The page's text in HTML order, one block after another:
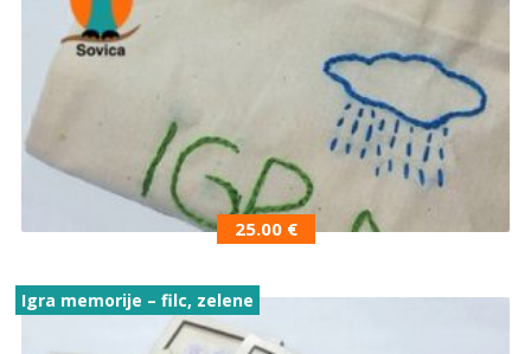
25.00 €
Igra memorije – filc, zelene